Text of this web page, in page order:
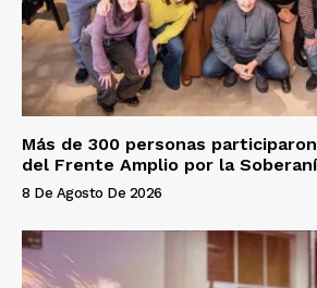
Más de 300 personas
del Frente Amplio por la
8 De Agosto De 2026